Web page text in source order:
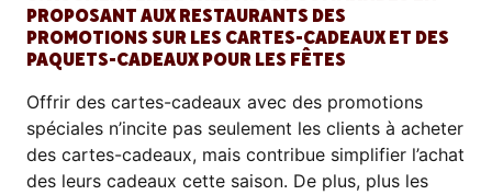
PROPOSANT AUX RESTAURANTS DES
PROMOTIONS SUR LES CARTES-CADEAUX ET DES
PAQUETS-CADEAUX POUR LES FÊTES
Offrir des cartes-cadeaux avec des promotions
spéciales n’incite pas seulement les clients à acheter
des cartes-cadeaux, mais contribue simplifier l’achat
des leurs cadeaux cette saison. De plus, plus les